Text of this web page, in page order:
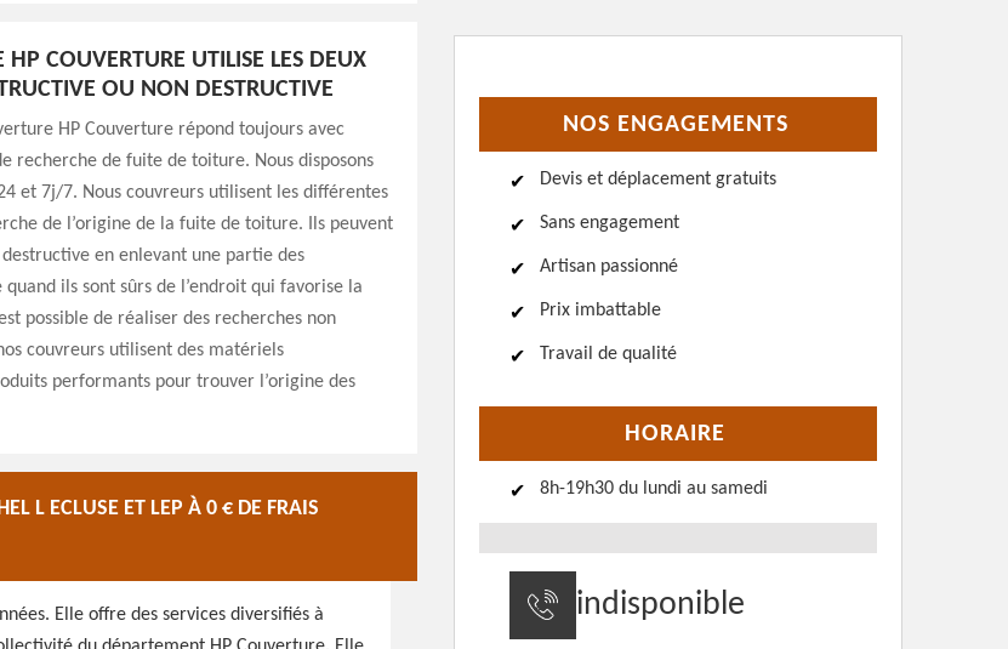
HP COUVERTURE UTILISE LES DEUX
OU NON DESTRUCTIVE
HP Couverture répond toujours avec
recherche de fuite de toiture. Nous disposons
et 7j/7. Nous couvreurs utilisent les différentes
de l’origine de la fuite de toiture. Ils peuvent
en enlevant une partie des
ils sont sûrs de l’endroit qui favorise la
possible de réaliser des recherches non
couvreurs utilisent des matériels
performants pour trouver l’origine des
L ECLUSE ET LEP À 0 € DE FRAIS
Elle offre des services diversifiés à
NOS ENGAGEMENTS
Devis et déplacement gratuits
Sans engagement
Artisan passionné
Prix imbattable
Travail de qualité
HORAIRE
8h-19h30 du lundi au samedi
indisponible